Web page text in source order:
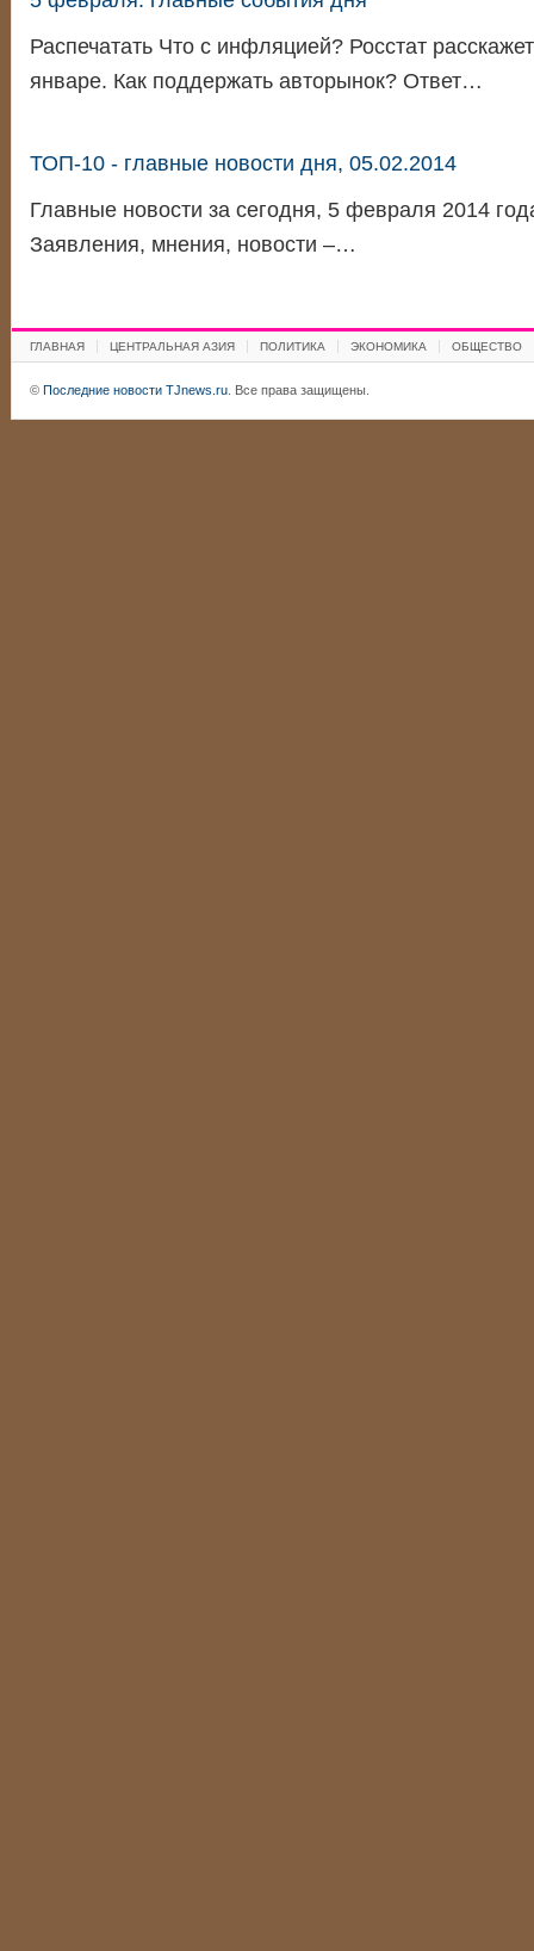
Распечатать Что с инфляцией? Росстат
январе. Как поддержать авторынок? Ответ…
ТОП-10 - главные новости дня, 05.02.2014
Главные новости за сегодня, 5 февраля 2014
Заявления, мнения, новости –…
ГЛАВНАЯ ЦЕНТРАЛЬНАЯ АЗИЯ ПОЛИТИКА ЭКОНОМИКА ОБЩЕСТВО
© Последние новости TJnews.ru. Все права защищены.